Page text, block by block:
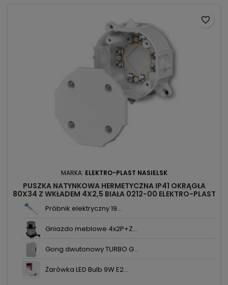
MARKA: ELEKTRO-PLAST NASIELSK
PUSZKA NATYNKOWA HERMETYCZNA IP41 OKRĄGŁA
80X34 Z WKŁADEM 4X2,5 BIAŁA 0212-00 ELEKTRO-PLAST
Próbnik elektryczny 19...
Gniazdo meblowe 4x2P+Z...
Gong dwutonowy TURBO G...
Żarówka LED Bulb 9W E2...
favorite_border